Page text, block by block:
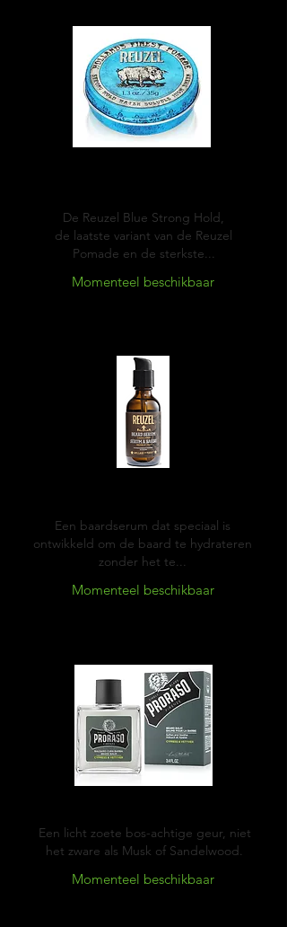
De Reuzel Blue Strong Hold,
de laatste variant van de Reuzel
Pomade en de sterkste...
Momenteel beschikbaar
Een baardserum dat speciaal is
ontwikkeld om de baard te hydrateren
zonder het te...
Momenteel beschikbaar
Een licht zoete bos-achtige geur, niet
het zware als Musk of Sandelwood.
Momenteel beschikbaar